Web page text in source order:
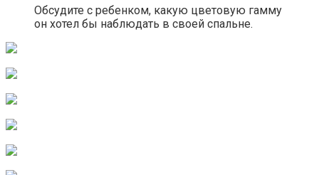
Обсудите с ребенком, какую цветовую гамму
он хотел бы наблюдать в своей спальне.